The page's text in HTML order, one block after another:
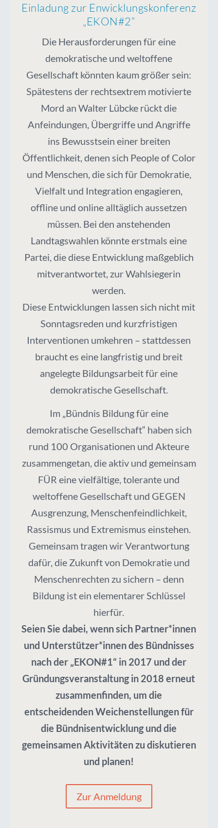
Einladung zur Enwicklungskonferenz
„EKON#2“
Die Herausforderungen für eine
demokratische und weltoffene
Gesellschaft könnten kaum größer sein:
Spätestens der rechtsextrem motivierte
Mord an Walter Lübcke rückt die
Anfeindungen, Übergriffe und Angriffe
ins Bewusstsein einer breiten
Öffentlichkeit, denen sich People of Color
und Menschen, die sich für Demokratie,
Vielfalt und Integration engagieren,
offline und online alltäglich aussetzen
müssen. Bei den anstehenden
Landtagswahlen könnte erstmals eine
Partei, die diese Entwicklung maßgeblich
mitverantwortet, zur Wahlsiegerin
werden.
Diese Entwicklungen lassen sich nicht mit
Sonntagsreden und kurzfristigen
Interventionen umkehren – stattdessen
braucht es eine langfristig und breit
angelegte Bildungsarbeit für eine
demokratische Gesellschaft.
Im „Bündnis Bildung für eine
demokratische Gesellschaft“ haben sich
rund 100 Organisationen und Akteure
zusammengetan, die aktiv und gemeinsam
FÜR eine vielfältige, tolerante und
weltoffene Gesellschaft und GEGEN
Ausgrenzung, Menschenfeindlichkeit,
Rassismus und Extremismus einstehen.
Gemeinsam tragen wir Verantwortung
dafür, die Zukunft von Demokratie und
Menschenrechten zu sichern – denn
Bildung ist ein elementarer Schlüssel
hierfür.
Seien Sie dabei, wenn sich Partner*innen
und Unterstützer*innen des Bündnisses
nach der „EKON#1“ in 2017 und der
Gründungsveranstaltung in 2018 erneut
zusammenfinden, um die
entscheidenden Weichenstellungen für
die Bündnisentwicklung und die
gemeinsamen Aktivitäten zu diskutieren
und planen!
Zur Anmeldung